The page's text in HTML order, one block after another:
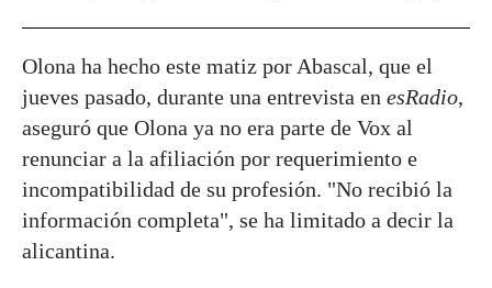
Olona ha hecho este matiz por Abascal, que el
jueves pasado, durante una entrevista en esRadio,
aseguró que Olona ya no era parte de Vox al
renunciar a la afiliación por requerimiento e
incompatibilidad de su profesión. "No recibió la
información completa", se ha limitado a decir la
alicantina.